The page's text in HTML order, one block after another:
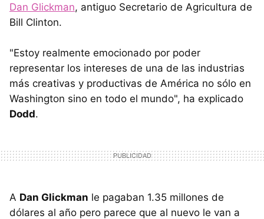
Dan Glickman, antiguo Secretario de Agricultura de
Bill Clinton.
"Estoy realmente emocionado por poder
representar los intereses de una de las industrias
más creativas y productivas de América no sólo en
Washington sino en todo el mundo", ha explicado
Dodd.
A Dan Glickman le pagaban 1.35 millones de
dólares al año pero parece que al nuevo le van a